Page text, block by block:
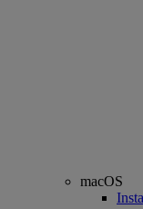
macOS